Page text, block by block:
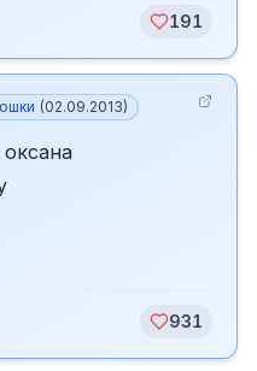
191
(02.09.2013)
931